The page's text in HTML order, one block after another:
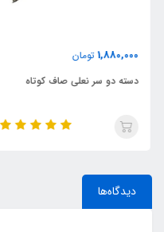
1,880,000 تومان
دسته دو سر نعلی صاف کوتاه
دیدگاه‌ها